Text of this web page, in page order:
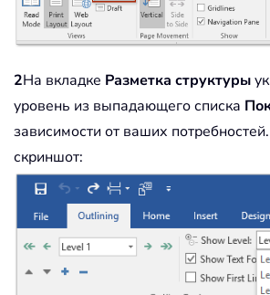
2На вкладке Разметка структуры
уровень из выпадающего списка
зависимости от ваших
скриншот: